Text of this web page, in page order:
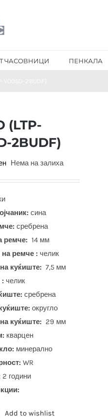
ЧАСОВНИЦИ ПЕНКАЛА
(LTP-
2BUDF)
Нема на залиха
сина
сребрена
ремче: 14 мм
на ремче : челик
куќиште: 7,5 мм
: челик
сребрена
округло
куќиште: 29 мм
кварцен
минерално
WR
2 години
Add to wishlist